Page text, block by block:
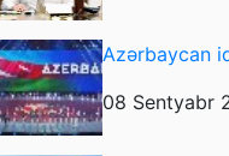
Azərbaycan
08 Sentyabr